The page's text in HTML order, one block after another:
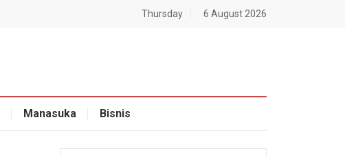
Thursday 6 August 2026
Manasuka Bisnis